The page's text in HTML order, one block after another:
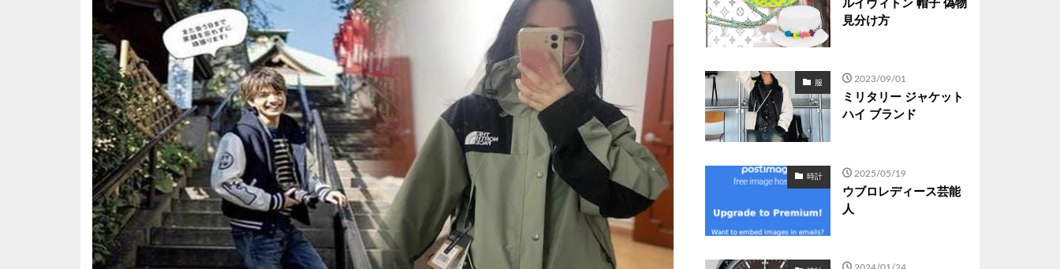
ルイヴィトン 帽子 偽物
見分け方
服 2023/09/01
ミリタリー ジャケット
ハイ ブランド
時計 2025/05/19
ウブロレディース芸能
人
2024/01/24